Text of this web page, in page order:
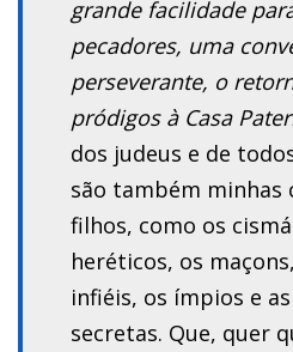
grande facilidade
pecadores, uma
perseverante, o
pródigos à Casa
dos judeus e de
são também minhas
filhos, como os
heréticos, os
infiéis, os ímpios e
secretas. Que, quer